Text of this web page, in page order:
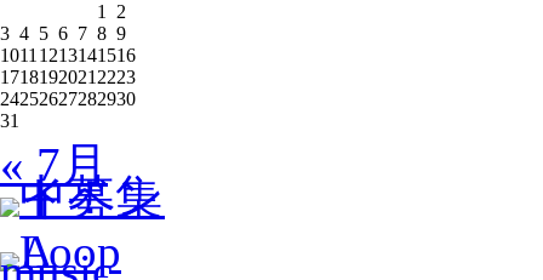
1
2
3 4 5 6 7 8 9
1011 1213141516
1718192021 2223
24252627282930
31
« 7月